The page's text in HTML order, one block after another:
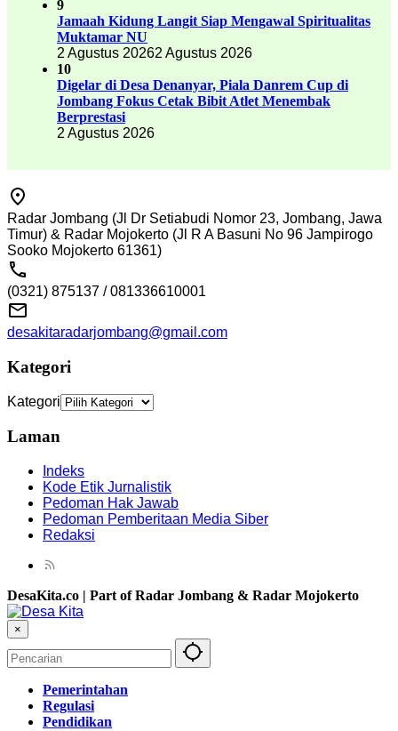
9
Jamaah Kidung Langit Siap Mengawal Spiritualitas
Muktamar NU
2 Agustus 20262 Agustus 2026
10
Digelar di Desa Denanyar, Piala Danrem Cup di
Jombang Fokus Cetak Bibit Atlet Menembak
Berprestasi
2 Agustus 2026
Radar Jombang (Jl Dr Setiabudi Nomor 23, Jombang, Jawa
Timur) & Radar Mojokerto (Jl R A Basuni No 96 Jampirogo
Sooko Mojokerto 61361)
(0321) 875137 / 081336610001
desakitaradarjombang@gmail.com
Kategori
Kategori
Laman
Indeks
Kode Etik Jurnalistik
Pedoman Hak Jawab
Pedoman Pemberitaan Media Siber
Redaksi
DesaKita.co | Part of Radar Jombang & Radar Mojokerto
×
Pemerintahan
Regulasi
Pendidikan